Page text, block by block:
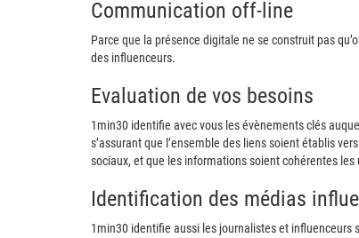
Communication off-line
Parce que la présence digitale ne se construit pas
des influenceurs.
Evaluation de vos besoins
1min30 identifie avec vous les évènements clés
s’assurant que l’ensemble des liens soient établis
sociaux, et que les informations soient cohérentes
Identification des médias
1min30 identifie aussi les journalistes et influenceurs